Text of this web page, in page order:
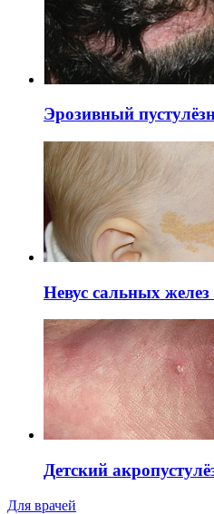
Эрозивный
Невус сальных
Детский
Для врачей